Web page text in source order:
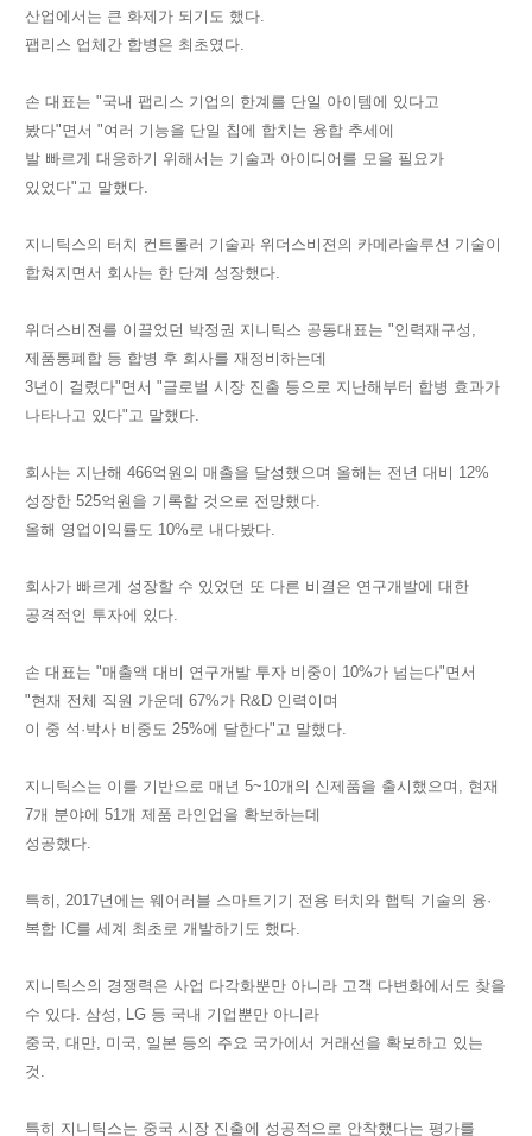
산업에서는 큰 화제가 되기도 했다.
팹리스 업체간 합병은 최초였다.
손 대표는 "국내 팹리스 기업의 한계를 단일 아이템에 있다고
봤다"면서 "여러 기능을 단일 칩에 합치는 융합 추세에
발 빠르게 대응하기 위해서는 기술과 아이디어를 모을 필요가
있었다"고 말했다.
지니틱스의 터치 컨트롤러 기술과 위더스비젼의 카메라솔루션 기술이
합쳐지면서 회사는 한 단계 성장했다.
위더스비젼를 이끌었던 박정권 지니틱스 공동대표는 "인력재구성,
제품통폐합 등 합병 후 회사를 재정비하는데
3년이 걸렸다"면서 "글로벌 시장 진출 등으로 지난해부터 합병 효과가
나타나고 있다"고 말했다.
회사는 지난해 466억원의 매출을 달성했으며 올해는 전년 대비 12%
성장한 525억원을 기록할 것으로 전망했다.
올해 영업이익률도 10%로 내다봤다.
회사가 빠르게 성장할 수 있었던 또 다른 비결은 연구개발에 대한
공격적인 투자에 있다.
손 대표는 "매출액 대비 연구개발 투자 비중이 10%가 넘는다"면서
"현재 전체 직원 가운데 67%가 R&D 인력이며
이 중 석·박사 비중도 25%에 달한다"고 말했다.
지니틱스는 이를 기반으로 매년 5~10개의 신제품을 출시했으며, 현재
7개 분야에 51개 제품 라인업을 확보하는데
성공했다.
특히, 2017년에는 웨어러블 스마트기기 전용 터치와 햅틱 기술의 융·
복합 IC를 세계 최초로 개발하기도 했다.
지니틱스의 경쟁력은 사업 다각화뿐만 아니라 고객 다변화에서도 찾을
수 있다. 삼성, LG 등 국내 기업뿐만 아니라
중국, 대만, 미국, 일본 등의 주요 국가에서 거래선을 확보하고 있는
것.
특히 지니틱스는 중국 시장 진출에 성공적으로 안착했다는 평가를